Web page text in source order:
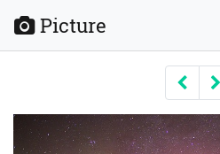
Picture